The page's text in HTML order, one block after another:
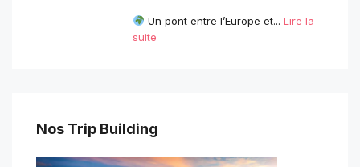
Un pont entre l’Europe et... Lire la
suite
Nos Trip Building